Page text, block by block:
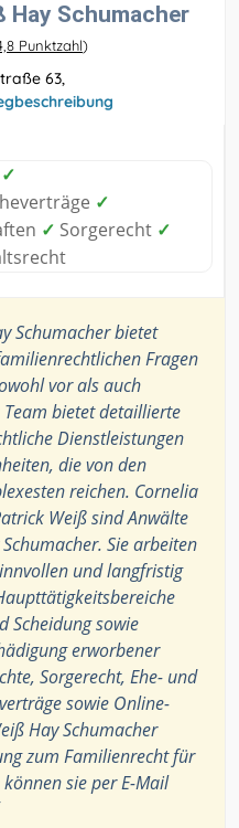
Hay Schumacher
Punktzahl)
63,
✓
✓
✓ Sorgerecht ✓
Schumacher bietet
Fragen
vor als auch
bietet detaillierte
Dienstleistungen
die von den
reichen. Cornelia
Weiß sind Anwälte
Sie arbeiten
und langfristig
Scheidung sowie
erworbener
Sorgerecht, Ehe- und
sowie Online-
Hay Schumacher
zum Familienrecht für
sie per E-Mail